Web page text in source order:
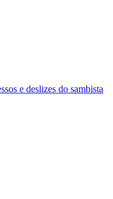
e deslizes do sambista